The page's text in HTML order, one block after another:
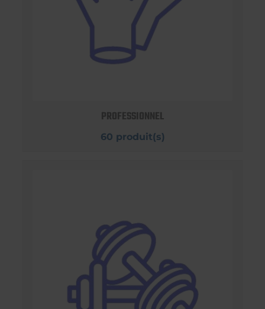
PROFESSIONNEL
60 produit(s)